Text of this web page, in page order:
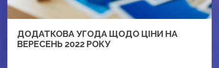
ДОДАТКОВА УГОДА ЩОДО ЦІНИ НА
ВЕРЕСЕНЬ 2022 РОКУ